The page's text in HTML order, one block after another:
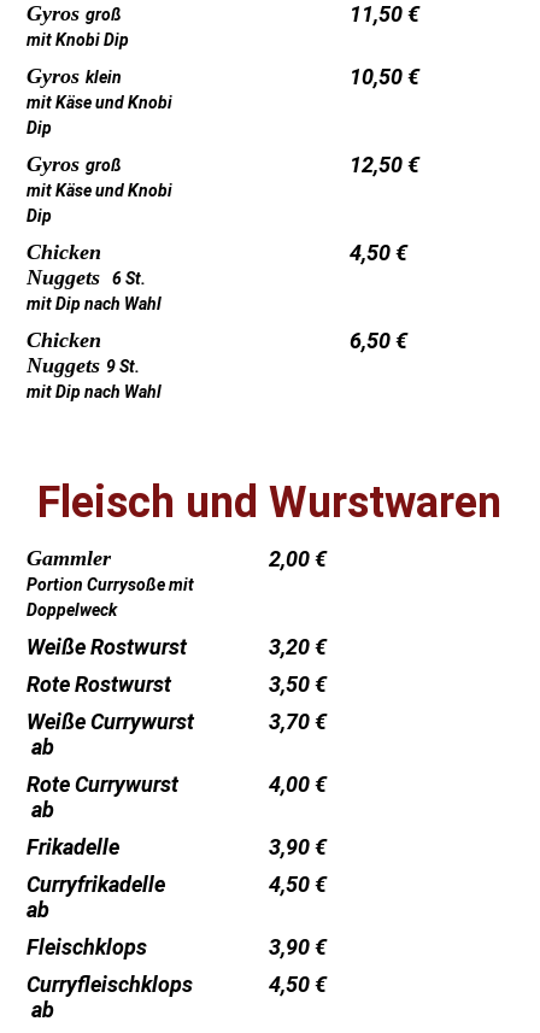
Gyrosgroß
mit Knobi Dip
11,50 €
Gyrosklein
mit Käse und Knobi
Dip
10,50 €
Gyrosgroß
mit Käse und Knobi
Dip
12,50 €
Chicken
Nuggets6 St.
mit Dip nach Wahl
4,50 €
Chicken
Nuggets 9 St.
mit Dip nach Wahl
6,50 €
Fleisch und Wurstwaren
Gammler
Portion Currysoße mit
Doppelweck
2,00 €
Weiße Rostwurst
3,20 €
Rote Rostwurst
3,50 €
Weiße Currywurst
ab
3,70 €
Rote Currywurst
ab
4,00 €
Frikadelle
3,90 €
Curryfrikadelle
ab
4,50 €
Fleischklops
3,90 €
Curryfleischklops
ab
4,50 €